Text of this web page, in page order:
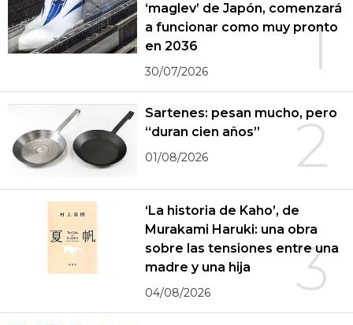
1
‘maglev’ de Japón, comenzará
a funcionar como muy pronto
en 2036
30/07/2026
2
Sartenes: pesan mucho, pero
“duran cien años”
01/08/2026
3
‘La historia de Kaho’, de
Murakami Haruki: una obra
sobre las tensiones entre una
madre y una hija
04/08/2026